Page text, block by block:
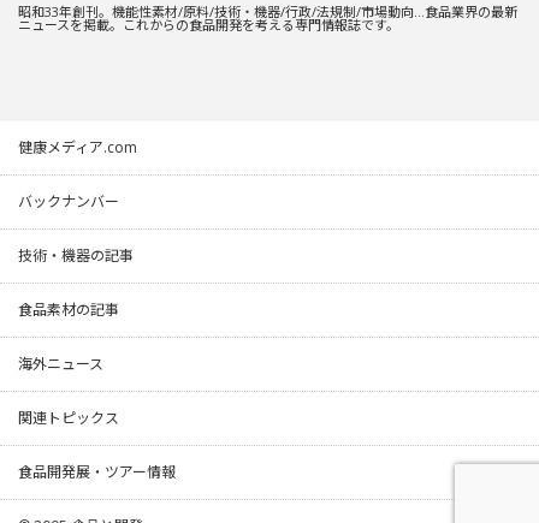
昭和33年創刊。機能性素材/原料/技術・機器/行政/法規制/市場動向…食品業界の最新
ニュースを掲載。これからの食品開発を考える専門情報誌です。
健康メディア.com
バックナンバー
技術・機器の記事
食品素材の記事
海外ニュース
関連トピックス
食品開発展・ツアー情報